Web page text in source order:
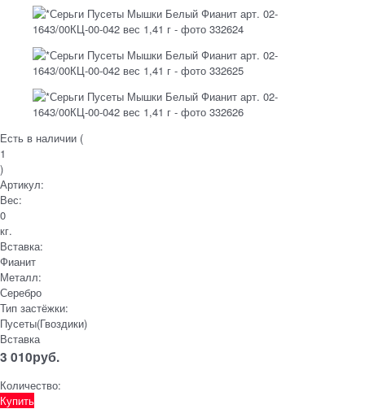
Есть в наличии (
1
)
Артикул:
Вес:
0
кг.
Вставка:
Фианит
Металл:
Серебро
Тип застёжки:
Пусеты(Гвоздики)
Вставка
3 010руб.
Количество:
Купить